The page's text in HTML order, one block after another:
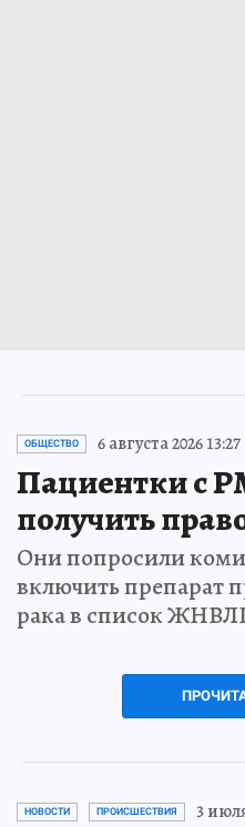
ОБЩЕСТВО 6 августа 2026 13:27
Пациентки с
получить
Они попросили
включить препарат
рака в список
НОВОСТИ ПРОИСШЕСТВИЯ 3